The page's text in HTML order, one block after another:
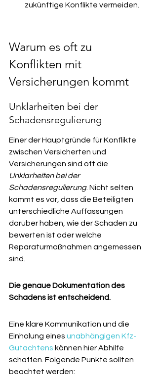
zukünftige Konflikte vermeiden.
Warum es oft zu
Konflikten mit
Versicherungen kommt
Unklarheiten bei der
Schadensregulierung
Einer der Hauptgründe für Konflikte
zwischen Versicherten und
Versicherungen sind oft die
Unklarheiten bei der
Schadensregulierung. Nicht selten
kommt es vor, dass die Beteiligten
unterschiedliche Auffassungen
darüber haben, wie der Schaden zu
bewerten ist oder welche
Reparaturmaßnahmen angemessen
sind.
Die genaue Dokumentation des
Schadens ist entscheidend.
Eine klare Kommunikation und die
Einholung eines unabhängigen Kfz-
Gutachtens können hier Abhilfe
schaffen. Folgende Punkte sollten
beachtet werden: